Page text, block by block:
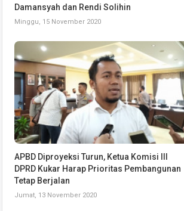
Damansyah dan Rendi Solihin
Minggu, 15 November 2020
APBD Diproyeksi Turun, Ketua Komisi III
DPRD Kukar Harap Prioritas Pembangunan
Tetap Berjalan
Jumat, 13 November 2020